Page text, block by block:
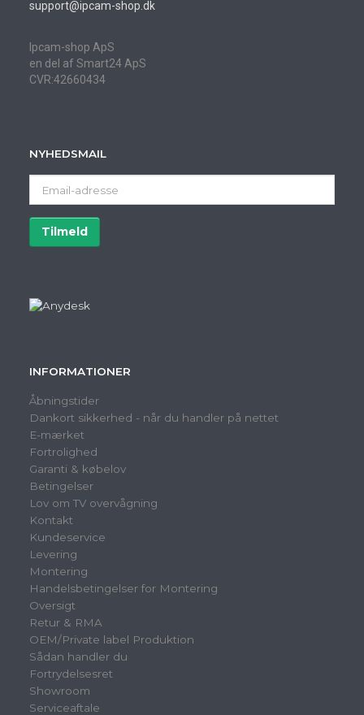
support@ipcam-shop.dk
Ipcam-shop ApS
en del af Smart24 ApS
CVR:42660434
NYHEDSMAIL
adresse
Tilmeld
INFORMATIONER
Åbningstider
Dankort sikkerhed - når du handler på nettet
E-mærket
Fortrolighed
Garanti & købelov
Betingelser
Lov om TV overvågning
Kontakt
Kundeservice
Levering
Montering
Handelsbetingelser for Montering
Oversigt
Retur & RMA
OEM/Private label Produktion
Sådan handler du
Fortrydelsesret
Showroom
Serviceaftale